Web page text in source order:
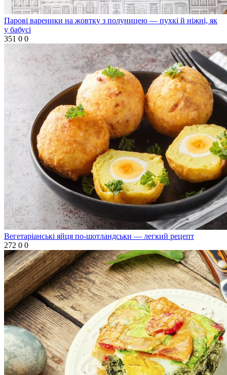
Парові вареники на жовтку з полуницею — пухкі й ніжні, як
у бабусі
351 0 0
Вегетаріанські яйця по-шотландськи — легкий рецепт
272 0 0